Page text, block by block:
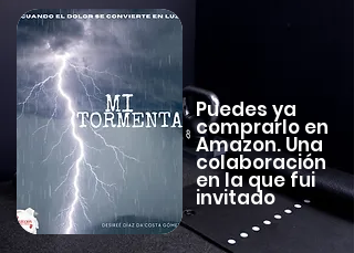
Puedes ya
comprarlo en
Amazon. Una
colaboración
en la que fui
invitado